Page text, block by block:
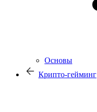
Основы
Крипто-гейминг